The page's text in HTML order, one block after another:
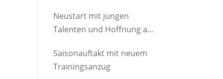
Neustart mit jungen
Talenten und Hoffnung auf
Saisonauftakt mit neuem
Trainingsanzug